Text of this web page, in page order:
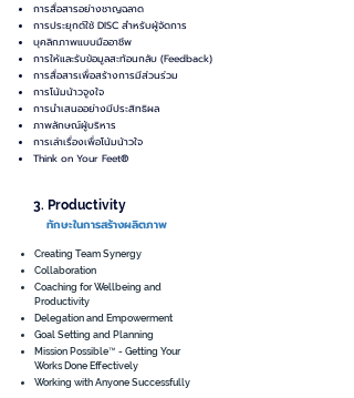
การสื่อสารอย่างชาญฉลาด
การประยุกต์ใช้ DISC สำหรับผู้จัดการ
บุคลิกภาพแบบมืออาชีพ
การให้และรับข้อมูลสะท้อนกลับ (Feedback)
การสื่อสารเพื่อสร้างการมีส่วนร่วม
การโน้มน้าวจูงใจ
การนำเสนออย่างมีประสิทธิผล
ภาพลักษณ์ผู้บริหาร
การเล่าเรื่องเพื่อโน้มน้าวใจ
Think on Your Feet®
3. Productivity
ทักษะในการสร้างผลิตภาพ
Creating Team Synergy
Collaboration
Coaching for Wellbeing and
Productivity
Delegation and Empowerment
Goal Setting and Planning
Mission Possible™ - Getting Your
Works Done Effectively
Working with Anyone Successfully